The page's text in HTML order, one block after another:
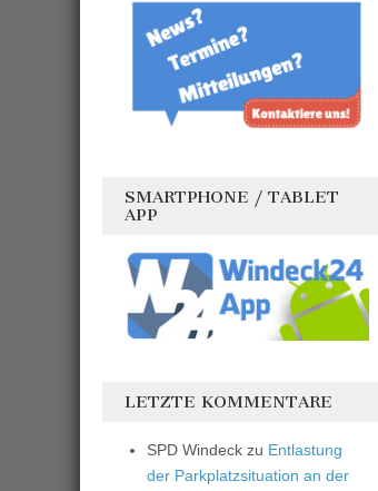
SMARTPHONE / TABLET
APP
LETZTE KOMMENTARE
SPD Windeck zu Entlastung
der Parkplatzsituation an der